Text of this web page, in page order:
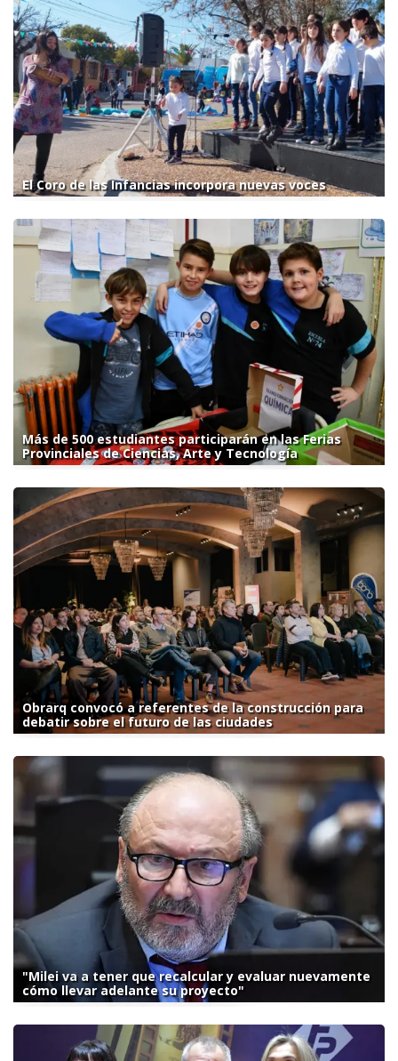
El Coro de las Infancias incorpora nuevas voces
Más de 500 estudiantes participarán en las Ferias
Provinciales de Ciencias, Arte y Tecnología
Obrarq convocó a referentes de la construcción para
debatir sobre el futuro de las ciudades
"Milei va a tener que recalcular y evaluar nuevamente
cómo llevar adelante su proyecto"